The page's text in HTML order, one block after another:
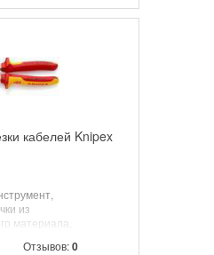
кабелей Knipex
из
материала,
Отзывов:0